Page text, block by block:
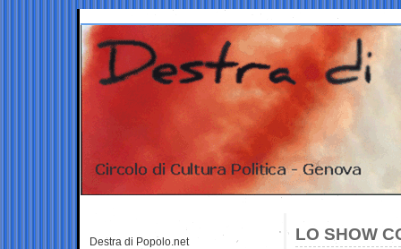
LO SHOW
Destra di Popolo.net